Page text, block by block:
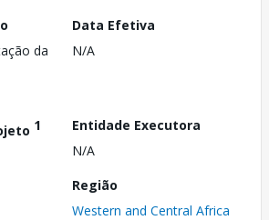
da
Data Efetiva
N/A
1
Entidade Executora
N/A
Região
Western and Central Africa